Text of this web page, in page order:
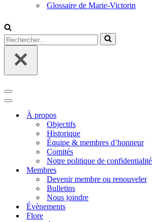
Glossaire de Marie-Victorin
Rechercher...
Menu
de
navigation
Menu
navigationÀ propos
Objectifs
Historique
Équipe & membres d’honneur
Comités
Notre politique de confidentialité
Membres
Devenir membre ou renouveler
Bulletins
Nous joindre
Évènements
Flore